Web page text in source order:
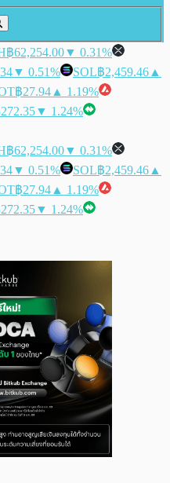
฿62,254.00▼ 0.31%
▼ 0.51% SOL฿2,459.46 ▲
฿27.94 ▲ 1.19%
▼ 1.24%
฿62,254.00▼ 0.31%
▼ 0.51% SOL฿2,459.46 ▲
฿27.94 ▲ 1.19%
▼ 1.24%